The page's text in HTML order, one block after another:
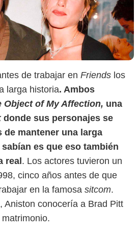
de trabajar en Friends los
larga historia. Ambos
Object of My Affection, una
donde sus personajes se
de mantener una larga
es que eso también
real . Los actores tuvieron un
cinco años antes de que
en la famosa sitcom.
Aniston conocería a Brad Pitt
SensaCine Latam